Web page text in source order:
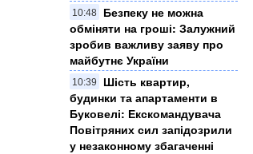
10:48
Безпеку не можна
обміняти на гроші: Залужний
зробив важливу заяву про
майбутнє України
10:39
Шість квартир,
будинки та апартаменти в
Буковелі: Екскомандувача
Повітряних сил запідозрили
у незаконному збагаченні